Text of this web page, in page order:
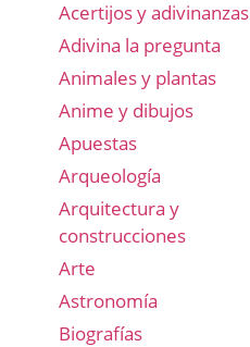
Acertijos y adivinanzas
Adivina la pregunta
Animales y plantas
Anime y dibujos
Apuestas
Arqueología
Arquitectura y
construcciones
Arte
Astronomía
Biografías